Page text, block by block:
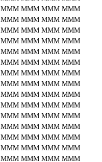
MMM MMM MMM MMM
MMM MMM MMM MMM
MMM MMM MMM MMM
MMM MMM MMM MMM
MMM MMM MMM MMM
MMM MMM MMM MMM
MMM MMM MMM MMM
MMM MMM MMM MMM
MMM MMM MMM MMM
MMM MMM MMM MMM
MMM MMM MMM MMM
MMM MMM MMM MMM
MMM MMM MMM MMM
MMM MMM MMM MMM
MMM MMM MMM MMM